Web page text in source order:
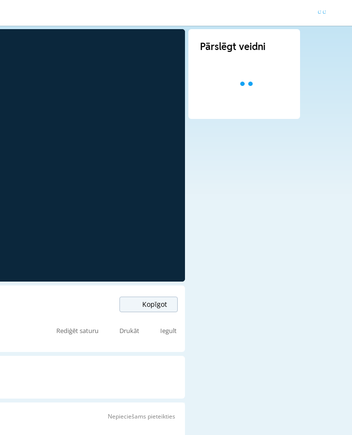
Kopīgot
Rediģēt saturu Drukāt Iegult
Nepieciešams pieteikties
Pārslēgt veidni